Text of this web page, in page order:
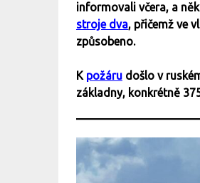
informovali včera, a
stroje dva, přičemž ve
způsobeno.
K požáru došlo v
základny, konkrétně